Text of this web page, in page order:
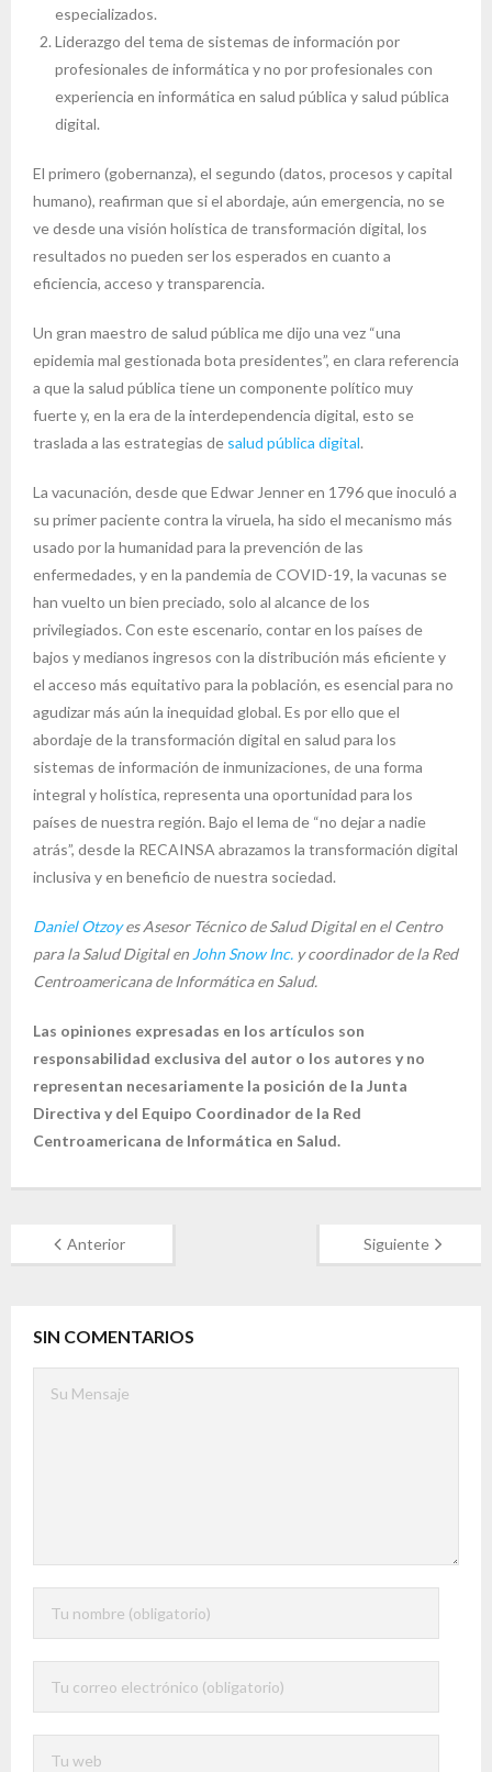
especializados.
Liderazgo del tema de sistemas de información por
profesionales de informática y no por profesionales con
experiencia en informática en salud pública y salud pública
digital.
El primero (gobernanza), el segundo (datos, procesos y capital
humano), reafirman que si el abordaje, aún emergencia, no se
ve desde una visión holística de transformación digital, los
resultados no pueden ser los esperados en cuanto a
eficiencia, acceso y transparencia.
Un gran maestro de salud pública me dijo una vez “una
epidemia mal gestionada bota presidentes”, en clara referencia
a que la salud pública tiene un componente político muy
fuerte y, en la era de la interdependencia digital, esto se
traslada a las estrategias de salud pública digital.
La vacunación, desde que Edwar Jenner en 1796 que inoculó a
su primer paciente contra la viruela, ha sido el mecanismo más
usado por la humanidad para la prevención de las
enfermedades, y en la pandemia de COVID-19, la vacunas se
han vuelto un bien preciado, solo al alcance de los
privilegiados. Con este escenario, contar en los países de
bajos y medianos ingresos con la distribución más eficiente y
el acceso más equitativo para la población, es esencial para no
agudizar más aún la inequidad global. Es por ello que el
abordaje de la transformación digital en salud para los
sistemas de información de inmunizaciones, de una forma
integral y holística, representa una oportunidad para los
países de nuestra región. Bajo el lema de “no dejar a nadie
atrás”, desde la RECAINSA abrazamos la transformación digital
inclusiva y en beneficio de nuestra sociedad.
Daniel Otzoyes Asesor Técnico de Salud Digital en el Centro
para la Salud Digital en John Snow Inc. y coordinador de la Red
Centroamericana de Informática en Salud.
Las opiniones expresadas en los artículos son
responsabilidad exclusiva del autor o los autores y no
representan necesariamente la posición de la Junta
Directiva y del Equipo Coordinador de la Red
Centroamericana de Informática en Salud.
Anterior Siguiente
SIN COMENTARIOS